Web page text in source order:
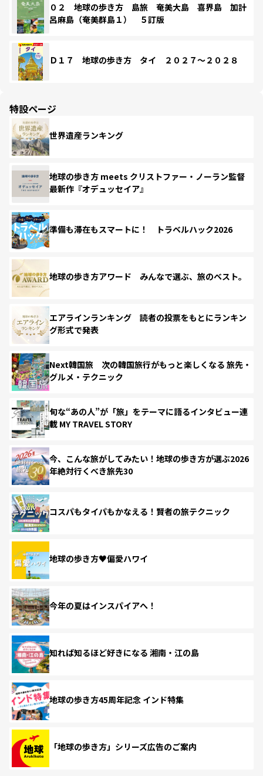
０２ 地球の歩き方 島旅 奄美大島 喜界島 加計
呂麻島（奄美群島１） ５訂版
Ｄ１７ 地球の歩き方 タイ ２０２７～２０２８
特設ページ
世界遺産ランキング
地球の歩き方 meets クリストファー・ノーラン監督
最新作『オデュッセイア』
準備も滞在もスマートに！ トラベルハック2026
地球の歩き方アワード みんなで選ぶ、旅のベスト。
エアラインランキング 読者の投票をもとにランキン
グ形式で発表
Next韓国旅 次の韓国旅行がもっと楽しくなる 旅先・
グルメ・テクニック
旬な“あの人”が「旅」をテーマに語るインタビュー連
載 MY TRAVEL STORY
今、こんな旅がしてみたい！地球の歩き方が選ぶ2026
年絶対行くべき旅先30
コスパもタイパもかなえる！賢者の旅テクニック
地球の歩き方♥偏愛ハワイ
今年の夏はインスパイアへ！
知れば知るほど好きになる 湘南・江の島
地球の歩き方45周年記念 インド特集
「地球の歩き方」シリーズ広告のご案内